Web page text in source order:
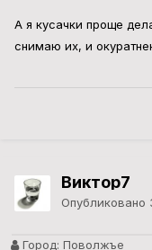
А я кусачки проще
снимаю их, и
Виктор7
Опубликовано
Город: Поволжъе